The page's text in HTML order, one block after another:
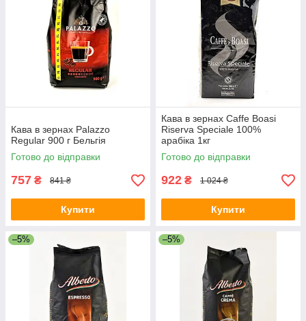
Кава в зернах Palazzo
Regular 900 г Бельгія
Готово до відправки
757 ₴ 841 ₴
Купити
Кава в зернах Caffe Boasi
Riserva Speciale 100%
арабіка 1кг
Готово до відправки
922 ₴ 1 024 ₴
Купити
–5% –5%